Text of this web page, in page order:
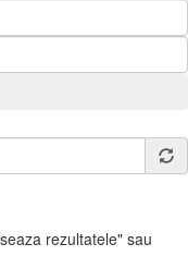
rezultatele" sau